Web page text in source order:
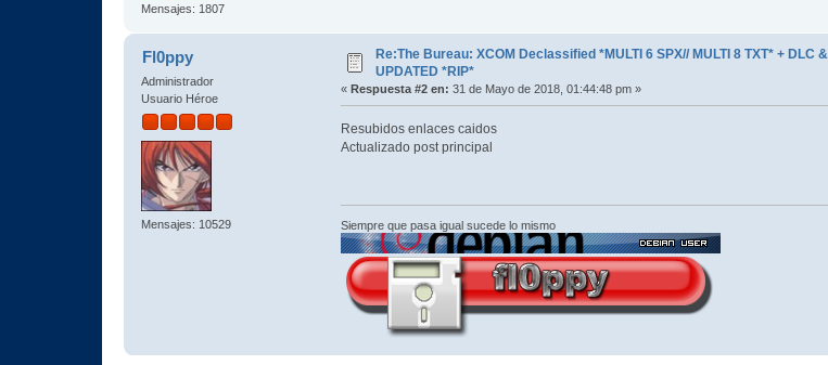
Mensajes: 1807
Fl0ppy
Administrador
Usuario Héroe
Mensajes: 10529
Re:The Bureau: XCOM Declassified *MULTI 6 SPX// MULTI 8 TXT* + DLC &
UPDATED *RIP*
« Respuesta #2 en: 31 de Mayo de 2018, 01:44:48 pm »
Resubidos enlaces caidos
Actualizado post principal
Siempre que pasa igual sucede lo mismo